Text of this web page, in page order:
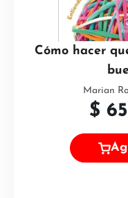
Cómo hacer
Marian
$